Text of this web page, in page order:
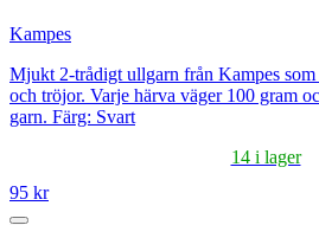
Kampes
Mjukt 2-trådigt ullgarn från Kampes som
och tröjor. Varje härva väger 100 gram
garn. Färg: Svart
14 i lager
95 kr